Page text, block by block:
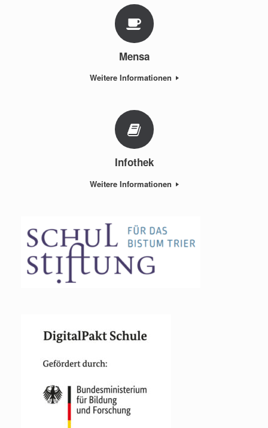
Mensa
Weitere Informationen
Infothek
Weitere Informationen